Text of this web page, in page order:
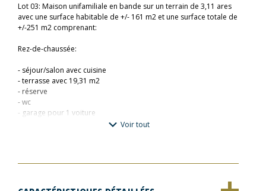
Lot 03: Maison unifamiliale en bande sur un terrain de 3,11 ares
avec une surface habitable de +/- 161 m2 et une surface totale de
+/-251 m2 comprenant:
Rez-de-chaussée:
- séjour/salon avec cuisine
- terrasse avec 19,31 m2
- réserve
- wc
- garage pour 1 voiture
- chambre parentale avec dressing et sdd
- buanderie
Voir tout